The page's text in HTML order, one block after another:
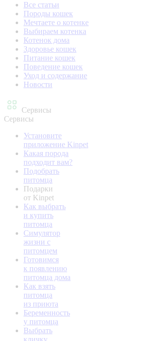
Все статьи
Породы кошек
Мечтаете о котенке
Выбираем котенка
Котенок дома
Здоровье кошек
Питание кошек
Поведение кошек
Уход и содержание
Новости
Сервисы
Сервисы
Установите
приложение Kinpet
Какая порода
подходит вам?
Подобрать
питомца
Подарки
от Kinpet
Как выбрать
и купить
питомца
Симулятор
жизни с
питомцем
Готовимся
к появлению
питомца дома
Как взять
питомца
из приюта
Беременность
у питомца
Выбрать
кличку